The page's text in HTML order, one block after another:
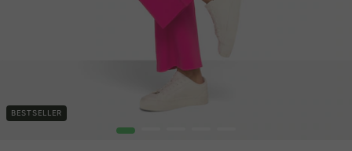
BESTSELLER
1